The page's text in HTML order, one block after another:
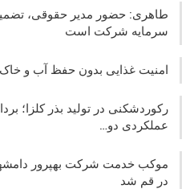
طاهری: حضور مدیر حقوقی،
سرمایه شرکت‌ است
امنیت غذایی بدون حفظ آب و
عملکردی دو…
موکب خدمت شرکت بهپرور
در قم شد